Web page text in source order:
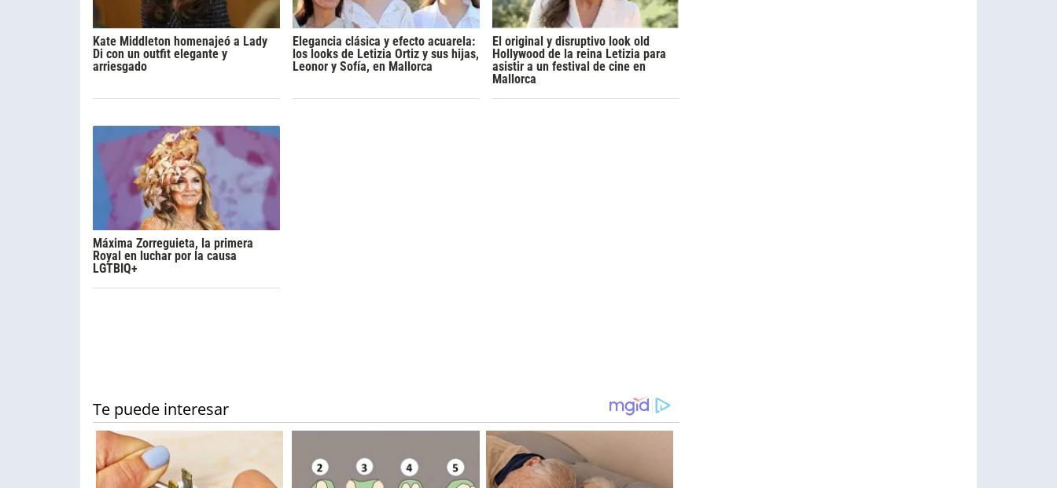
Kate Middleton homenajeó a Lady
Di con un outfit elegante y
arriesgado
Elegancia clásica y efecto acuarela:
los looks de Letizia Ortiz y sus hijas,
Leonor y Sofía, en Mallorca
El original y disruptivo look old
Hollywood de la reina Letizia para
asistir a un festival de cine en
Mallorca
Máxima Zorreguieta, la primera
Royal en luchar por la causa
LGTBIQ+